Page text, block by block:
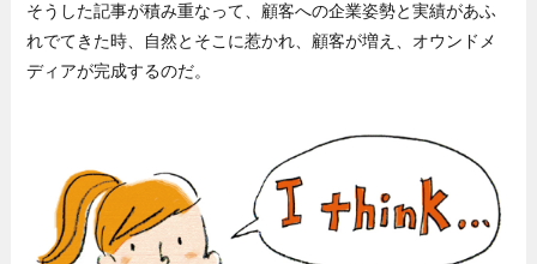
そうした記事が積み重なって、顧客への企業姿勢と実績があふ
れでてきた時、自然とそこに惹かれ、顧客が増え、オウンドメ
ディアが完成するのだ。